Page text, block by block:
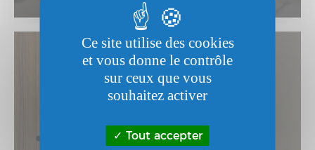
Ce site utilise des cookies
et vous donne le contrôle
sur ceux que vous
souhaitez activer
Tout accepter